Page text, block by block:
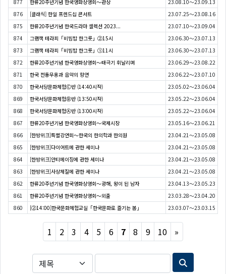
877
한류20주년기념 한국영화상영회〜관상
23.08.10～23.09.13
876
[클래식] 한일 프렌드십 콘서트
23.07.25～23.08.16
875
한류20주년기념 한국드라마 셀렉션 2023...
23.07.10～23.09.04
874
그램책 테라피「비빔밥 한그릇」②15시
23.06.30～23.07.13
873
그램책 테라피「비빔밥 한그릇」①11시
23.06.30～23.07.13
872
한류20주년기념 한국영화상영회〜태극기 휘날리며
23.06.29～23.08.22
871
한국 전통무용과 음악의 향연
23.06.22～23.07.10
870
한국서당문화체험Ⓒ반 (14:40시작)
23.05.02～23.06.04
869
한국서당문화체험Ⓑ반 (13:50시작)
23.05.22～23.06.04
868
한국서당문화체험Ⓐ반 (13:00시작)
23.05.22～23.06.04
867
한류20주년기념 한국영화상영회〜국제시장
23.05.16～23.06.21
866
[한방위크]특별강연회〜한국의 한의학과 한의원
23.04.21～23.05.08
865
[한방위크]다이어트에 관한 세미나
23.04.21～23.05.08
864
[한방위크]안티에이징에 관한 세미나
23.04.21～23.05.08
863
[한방위크]사상체질에 관한 세미나
23.04.21～23.05.08
862
한류20주년기념 한국영화상영회〜광해, 왕이 된 남자
23.04.13～23.05.23
861
한류20주년기념 한국영화상영회〜외출
23.03.28～23.04.20
860
[②14:00]한국문화체험교실「한국문화로 즐기는 봄」 23.03.07～23.03.15
1 2 3 4 5 6 7 8 9 10 »